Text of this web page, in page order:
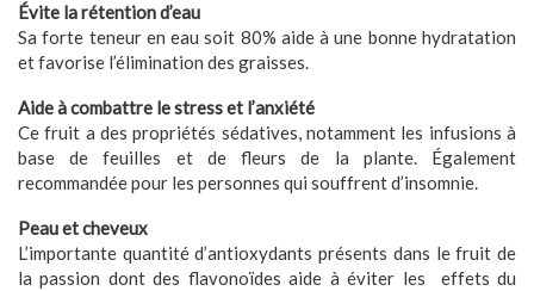
Évite la rétention d’eau
Sa forte teneur en eau soit 80% aide à une bonne hydratation
et favorise l’élimination des graisses.
Aide à combattre le stress et l’anxiété
Ce fruit a des propriétés sédatives, notamment les infusions à
base de feuilles et de fleurs de la plante. Également
recommandée pour les personnes qui souffrent d’insomnie.
Peau et cheveux
L’importante quantité d’antioxydants présents dans le fruit de
la passion dont des flavonoïdes aide à éviter les
effets du